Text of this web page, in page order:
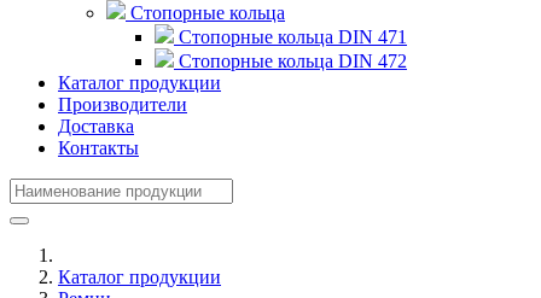
Стопорные кольца
Стопорные кольца DIN 471
Стопорные кольца DIN 472
Каталог продукции
Производители
Доставка
Контакты
Каталог продукции